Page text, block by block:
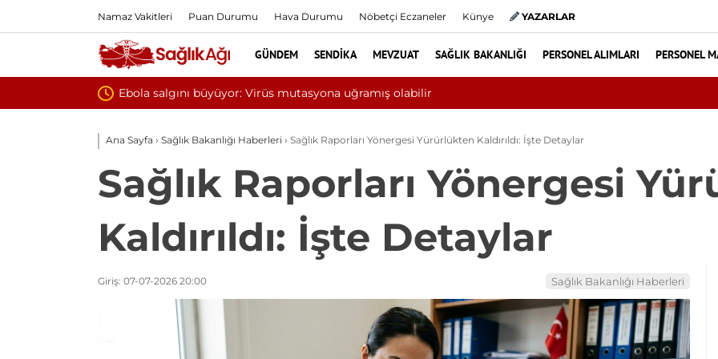
Namaz Vakitleri Puan Durumu Hava Durumu Nöbetçi Eczaneler Künye YAZARLAR
GÜNDEM SENDIKA MEVZUAT SAĞLIK BAKANLIĞI PERSONEL ALIMLARI PERSONEL
Yılın ilk 6 ayında 10 bini aşkın hasta hiperbarik oksijen tedavisinden yararlandı
Ana Sayfa › Sağlık Bakanlığı Haberleri › Sağlık Raporları Yönergesi Yürürlükten Kaldırıldı: İşte Detaylar
Sağlık Raporları Yönergesi
Kaldırıldı: İşte Detaylar
Giriş: 07-07-2026 20:00 Sağlık Bakanlığı Haberleri